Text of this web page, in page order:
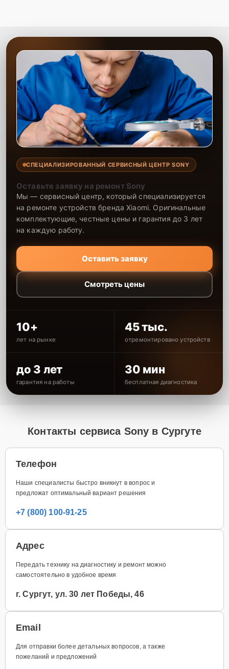
мастера оперативно устраняют все неисправности, используя
детали предоставляется гарантия, что подтверждает надежность
ремонта. Доверьте ремонт динамика нам, и ваш телефон снова
будет воспроизводить звук четко и громко.
СПЕЦИАЛИЗИРОВАННЫЙ СЕРВИСНЫЙ ЦЕНТР SONY
Оставьте заявку на ремонт Sony
Мы — сервисный центр, который специализируется
на ремонте устройств бренда Xiaomi. Оригинальные
комплектующие, честные цены и гарантия до 3 лет
на каждую работу.
Оставить заявку
Смотреть цены
10+
лет на рынке
45 тыс.
отремонтировано устройств
до 3 лет
гарантия на работы
30 мин
бесплатная диагностика
Контакты сервиса Sony в Сургуте
Телефон
Наши специалисты быстро вникнут в вопрос и
предложат оптимальный вариант решения
+7 (800) 100-91-25
Адрес
Передать технику на диагностику и ремонт можно
самостоятельно в удобное время
г. Сургут, ул. 30 лет Победы, 46
Email
Для отправки более детальных вопросов, а также
пожеланий и предложений